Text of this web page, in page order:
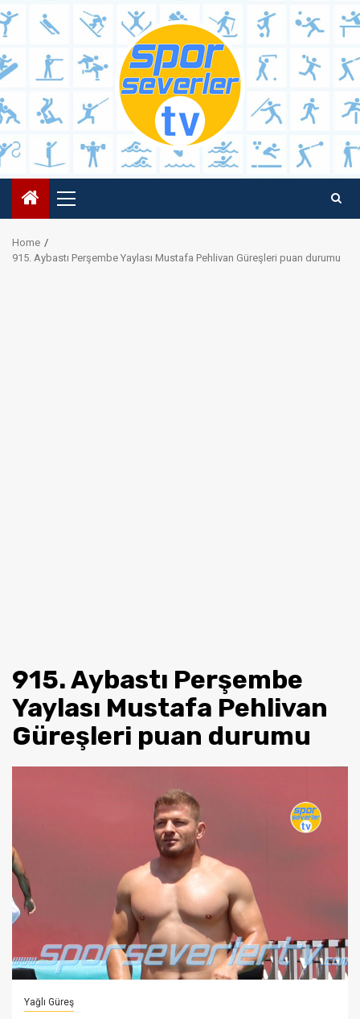
Skip
to
Primary
Menu
Home
915. Aybastı Perşembe Yaylası Mustafa Pehlivan Güreşleri puan durumu
915. Aybastı Perşembe
Yaylası Mustafa Pehlivan
Güreşleri puan durumu
Yağlı Güreş